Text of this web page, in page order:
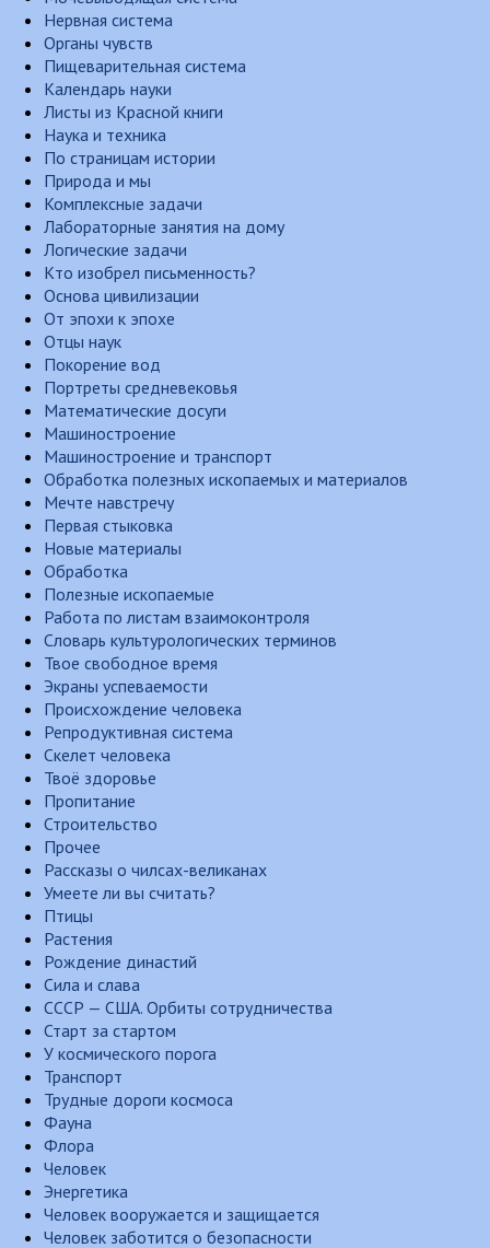
Нервная система
Органы чувств
Пищеварительная система
Календарь науки
Листы из Красной книги
Наука и техника
По страницам истории
Природа и мы
Комплексные задачи
Лабораторные занятия на дому
Логические задачи
Кто изобрел письменность?
Основа цивилизации
От эпохи к эпохе
Отцы наук
Покорение вод
Портреты средневековья
Математические досуги
Машиностроение
Машиностроение и транспорт
Обработка полезных ископаемых и материалов
Мечте навстречу
Первая стыковка
Новые материалы
Обработка
Полезные ископаемые
Работа по листам взаимоконтроля
Словарь культурологических терминов
Твое свободное время
Экраны успеваемости
Происхождение человека
Репродуктивная система
Скелет человека
Твоё здоровье
Пропитание
Строительство
Прочее
Рассказы о чилсах-великанах
Умеете ли вы считать?
Птицы
Растения
Рождение династий
Сила и слава
СССР — США. Орбиты сотрудничества
Старт за стартом
У космического порога
Транспорт
Трудные дороги космоса
Фауна
Флора
Человек
Энергетика
Человек вооружается и защищается
Человек заботится о безопасности